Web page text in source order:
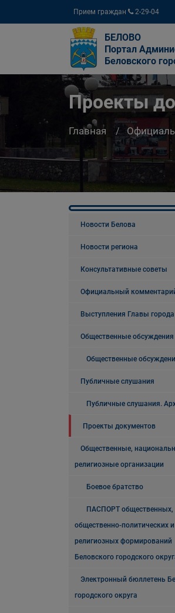
Прием граждан 2-29-04
БЕЛОВО
Портал
Беловского
Проекты
Главная
Новости Белова
Новости региона
Консультативные советы
Официальный
Выступления Главы города
Общественные обсуждения
Общественные
Публичные слушания
Публичные слушания.
Проекты документов
Общественные,
религиозные организации
Боевое братство
ПАСПОРТ общественных,
общественно-политических и
религиозных формирований
Беловского городского
Электронный бюллетень
городского округа